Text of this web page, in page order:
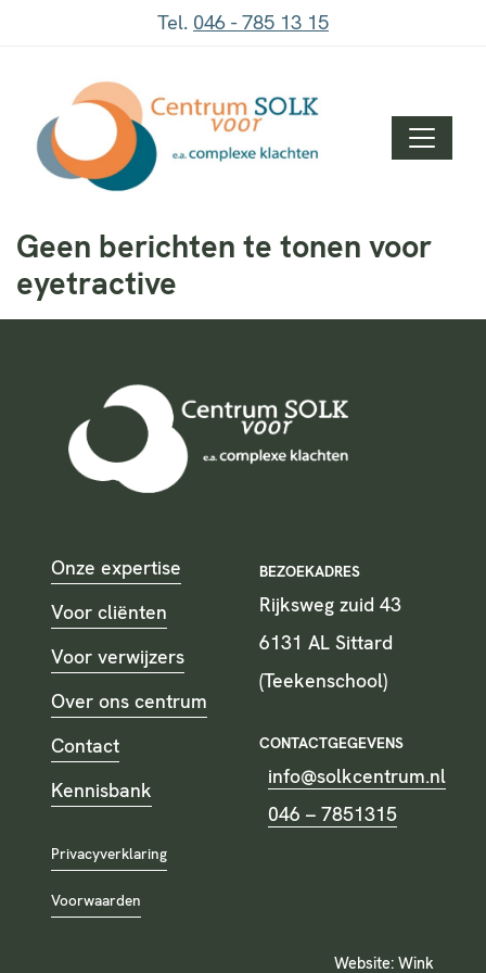
Tel. 046 - 785 13 15
Geen berichten te tonen voor
eyetractive
BEZOEKADRES
Rijksweg zuid 43
6131 AL Sittard
(Teekenschool)
CONTACTGEGEVENS
info@solkcentrum.nl
046 – 7851315
Onze expertise
Voor cliënten
Voor verwijzers
Over ons centrum
Contact
Kennisbank
Privacyverklaring
Voorwaarden
Website: Wink